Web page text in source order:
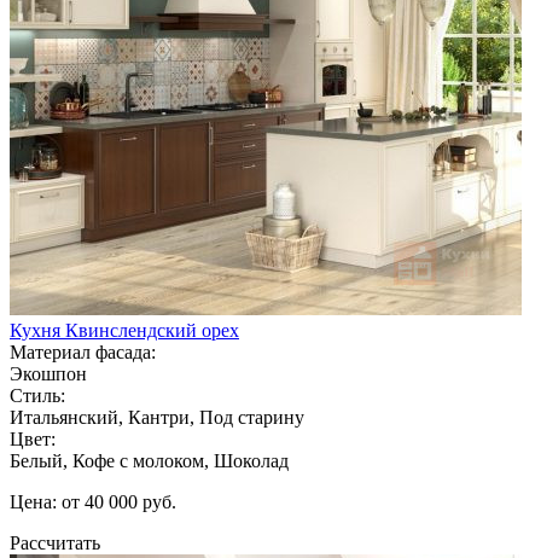
Кухня Квинслендский орех
Материал фасада:
Экошпон
Стиль:
Итальянский, Кантри, Под старину
Цвет:
Белый, Кофе с молоком, Шоколад
Цена: от 40 000 руб.
Рассчитать